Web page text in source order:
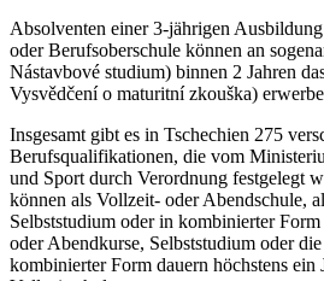
Absolventen einer 3-jährigen
oder Berufsoberschule können an
Nástavbové studium) binnen 2 Jahren
Vysvědčení o maturitní zkouška)
Insgesamt gibt es in Tschechien 275
Berufsqualifikationen, die vom
und Sport durch Verordnung festgelegt
können als Vollzeit- oder Abendschule,
Selbststudium oder in kombinierter
oder Abendkurse, Selbststudium oder
kombinierter Form dauern höchstens ein